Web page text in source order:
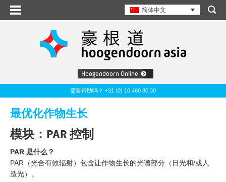
简体中文
Hoogendoorn Online
需要帮助吗？ +31 (0) 10 460 80 30
最优化作物生长
模块：PAR 控制
PAR 是什么？
PAR（光合有效辐射）包含让作物生长的光谱部分（日光和/或人
造光）。